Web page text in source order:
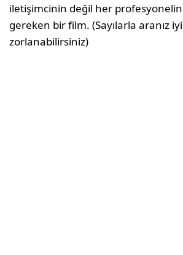
iletişimcinin değil her
gereken bir film. (Sayılarla aranız
zorlanabilirsiniz)